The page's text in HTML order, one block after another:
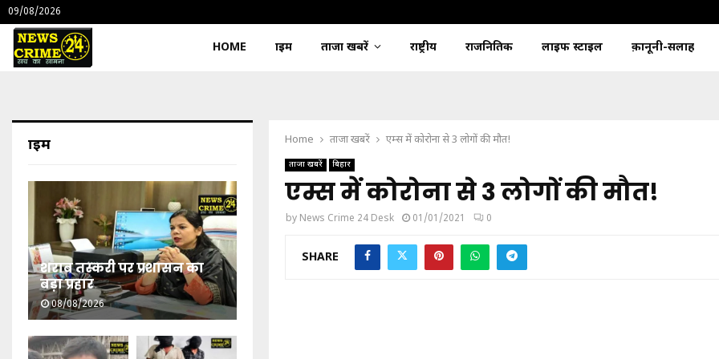
09/08/2026
HOME क्राइम ताजा खबरें राष्ट्रीय राजनितिक लाइफ स्टाइल क़ानूनी-सलाह
Home ताजा खबरें एम्स में कोरोना से 3 लोगों की मौत!
ताजा खबरें बिहार
एम्स में कोरोना से 3 लोगों की मौत!
by News Crime 24 Desk 01/01/2021 0
SHARE
क्राइम
शराब तस्करी पर प्रशासन का
बड़ा प्रहार
08/08/2026